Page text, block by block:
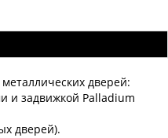
дверей:
и задвижкой Palladium
дверей).